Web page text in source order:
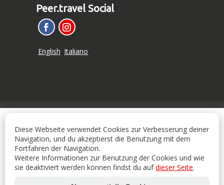
Peer.travel Social
English Italiano
Diese Webseite verwendet Cookies zur Verbesserung deiner
Navigation, und du akzeptierst die Benutzung mit dem
Fortfahren der Navigation.
Weitere Informationen zur Benutzung der Cookies und wie
sie deaktiviert werden können findst du aufdieser Seite.